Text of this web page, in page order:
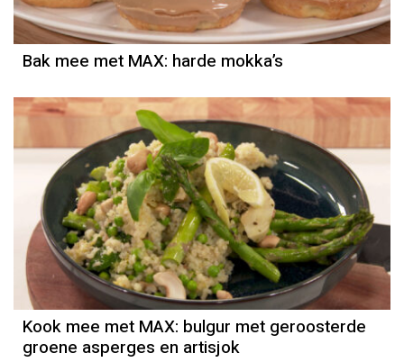
Bak mee met MAX: harde mokka’s
Kook mee met MAX: bulgur met geroosterde
groene asperges en artisjok